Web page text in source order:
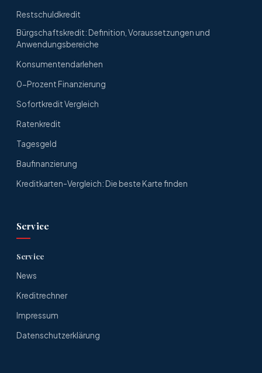
Restschuldkredit
Bürgschaftskredit: Definition, Voraussetzungen und
Anwendungsbereiche
Konsumentendarlehen
0-Prozent Finanzierung
Sofortkredit Vergleich
Ratenkredit
Tagesgeld
Baufinanzierung
Kreditkarten-Vergleich: Die beste Karte finden
Service
Service
News
Kreditrechner
Impressum
Datenschutzerklärung